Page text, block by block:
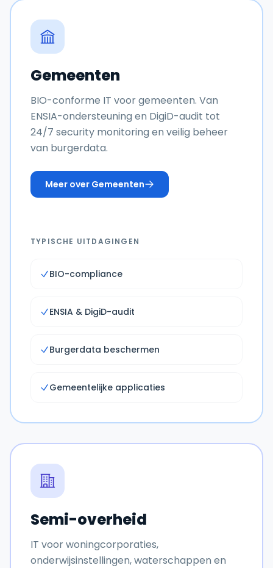
Gemeenten
BIO-conforme IT voor gemeenten. Van
ENSIA-ondersteuning en DigiD-audit tot
24/7 security monitoring en veilig beheer
van burgerdata.
Meer over Gemeenten
TYPISCHE UITDAGINGEN
BIO-compliance
ENSIA & DigiD-audit
Burgerdata beschermen
Gemeentelijke applicaties
Semi-overheid
IT voor woningcorporaties,
onderwijsinstellingen, waterschappen en